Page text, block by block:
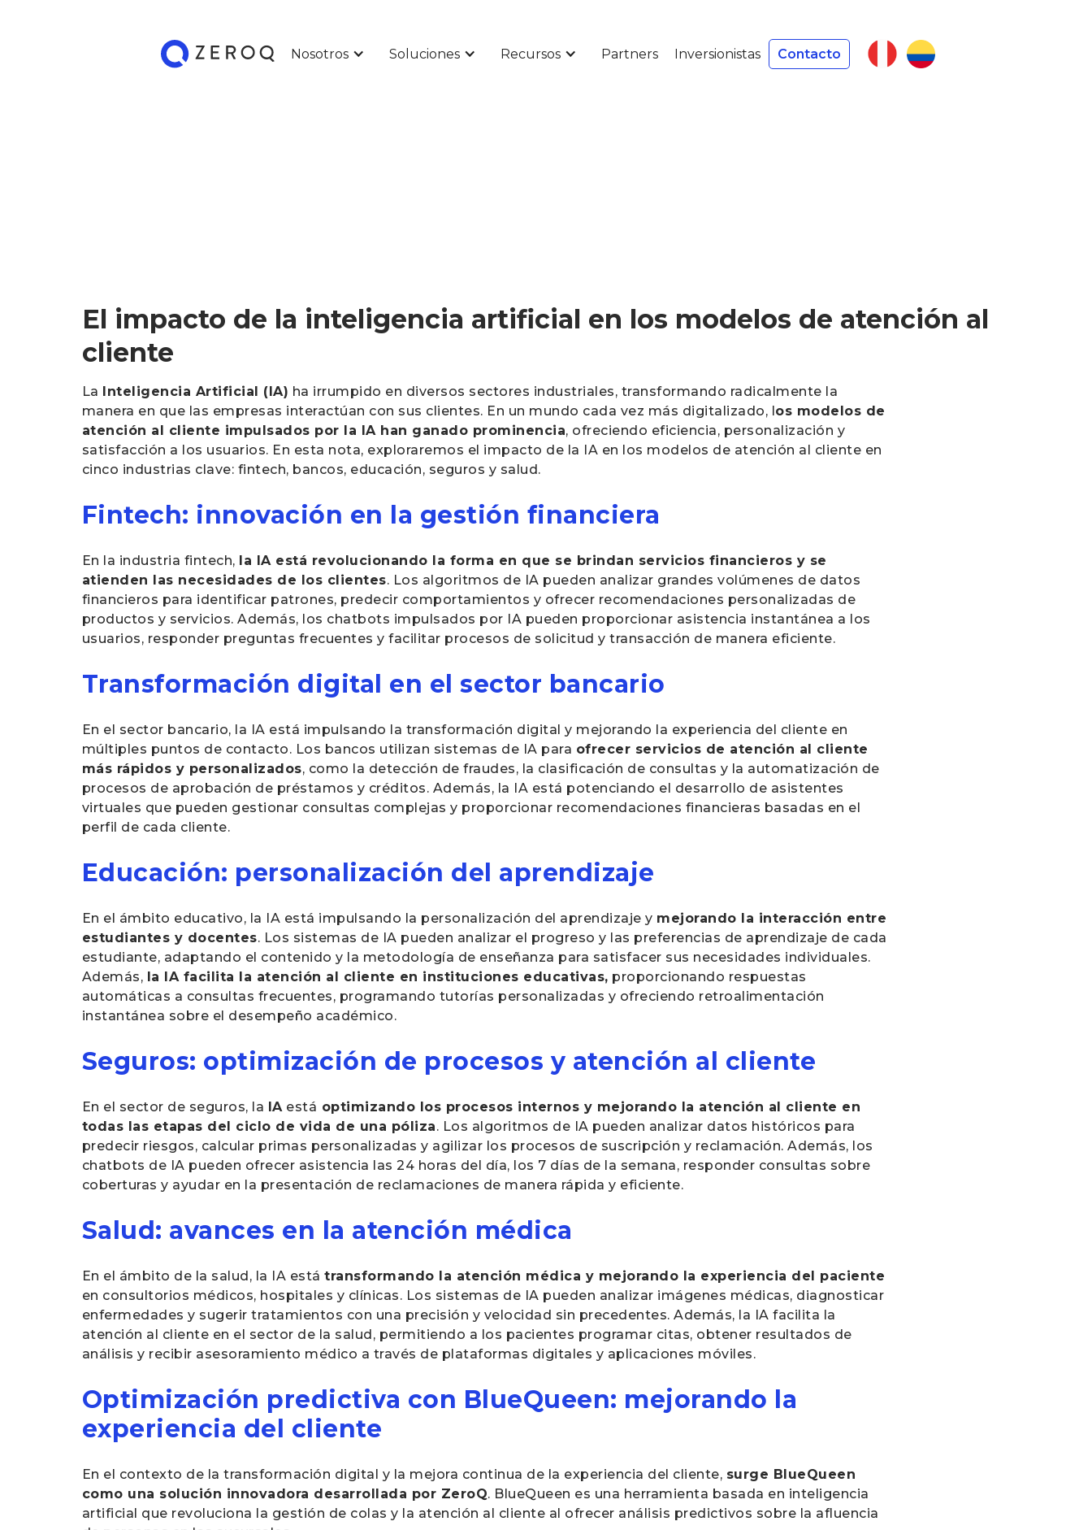
Nosotros Soluciones Recursos Partners Inversionistas Contacto
El impacto de la inteligencia artificial en los modelos de atención al
cliente
La Inteligencia Artificial (IA) ha irrumpido en diversos sectores industriales, transformando radicalmente la
manera en que las empresas interactúan con sus clientes. En un mundo cada vez más digitalizado, los modelos de
atención al cliente impulsados por la IA han ganado prominencia, ofreciendo eficiencia, personalización y
satisfacción a los usuarios. En esta nota, exploraremos el impacto de la IA en los modelos de atención al cliente en
cinco industrias clave: fintech, bancos, educación, seguros y salud.
Fintech: innovación en la gestión financiera
En la industria fintech, la IA está revolucionando la forma en que se brindan servicios financieros y se
atienden las necesidades de los clientes. Los algoritmos de IA pueden analizar grandes volúmenes de datos
financieros para identificar patrones, predecir comportamientos y ofrecer recomendaciones personalizadas de
productos y servicios. Además, los chatbots impulsados por IA pueden proporcionar asistencia instantánea a los
usuarios, responder preguntas frecuentes y facilitar procesos de solicitud y transacción de manera eficiente.
Transformación digital en el sector bancario
En el sector bancario, la IA está impulsando la transformación digital y mejorando la experiencia del cliente en
múltiples puntos de contacto. Los bancos utilizan sistemas de IA para ofrecer servicios de atención al cliente
más rápidos y personalizados, como la detección de fraudes, la clasificación de consultas y la automatización de
procesos de aprobación de préstamos y créditos. Además, la IA está potenciando el desarrollo de asistentes
virtuales que pueden gestionar consultas complejas y proporcionar recomendaciones financieras basadas en el
perfil de cada cliente.
Educación: personalización del aprendizaje
En el ámbito educativo, la IA está impulsando la personalización del aprendizaje y mejorando la interacción entre
estudiantes y docentes. Los sistemas de IA pueden analizar el progreso y las preferencias de aprendizaje de cada
estudiante, adaptando el contenido y la metodología de enseñanza para satisfacer sus necesidades individuales.
Además, la IA facilita la atención al cliente en instituciones educativas, proporcionando respuestas
automáticas a consultas frecuentes, programando tutorías personalizadas y ofreciendo retroalimentación
instantánea sobre el desempeño académico.
Seguros: optimización de procesos y atención al cliente
En el sector de seguros, la IAestá optimizando los procesos internos y mejorando la atención al cliente en
todas las etapas del ciclo de vida de una póliza. Los algoritmos de IA pueden analizar datos históricos para
predecir riesgos, calcular primas personalizadas y agilizar los procesos de suscripción y reclamación. Además, los
chatbots de IA pueden ofrecer asistencia las 24 horas del día, los 7 días de la semana, responder consultas sobre
coberturas y ayudar en la presentación de reclamaciones de manera rápida y eficiente.
Salud: avances en la atención médica
En el ámbito de la salud, la IA estátransformando la atención médica y mejorando la experiencia del paciente
en consultorios médicos, hospitales y clínicas. Los sistemas de IA pueden analizar imágenes médicas, diagnosticar
enfermedades y sugerir tratamientos con una precisión y velocidad sin precedentes. Además, la IA facilita la
atención al cliente en el sector de la salud, permitiendo a los pacientes programar citas, obtener resultados de
análisis y recibir asesoramiento médico a través de plataformas digitales y aplicaciones móviles.
Optimización predictiva con BlueQueen: mejorando la
experiencia del cliente
En el contexto de la transformación digital y la mejora continua de la experiencia del cliente, surge BlueQueen
como una solución innovadora desarrollada por ZeroQ. BlueQueen es una herramienta basada en inteligencia
artificial que revoluciona la gestión de colas y la atención al cliente al ofrecer análisis predictivos sobre la afluencia